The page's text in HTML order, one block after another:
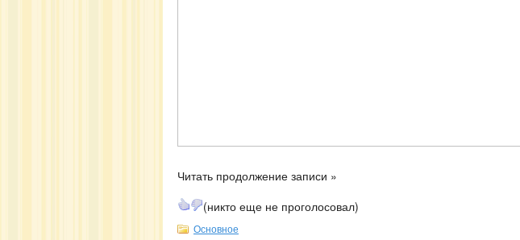
Читать продолжение записи »
(никто еще не проголосовал)
Основное